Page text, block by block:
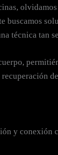
buscamos
técnica tan
y conexión